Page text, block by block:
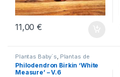
11,00€
Plantas Baby´s Plantas de
Interior
Philodendron Birkin ‘White
Measure’ – V.6